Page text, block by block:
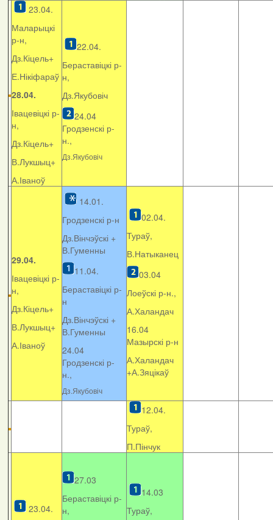
23.04.
Маларыцкі
р-н,
Дз.Кіцель+
Е.Нікіфараў
28.04.
Івацевіцкі р-
н,
Дз.Кіцель+
В.Лукшыц+
А.Іваноў
22.04.
Бераставіцкі р-
н,
Дз.Якубовіч
24.04
Гродзенскі р-
н.,
Дз.Якубовіч
29.04.
Івацевіцкі р-
н,
Дз.Кіцель+
В.Лукшыц+
А.Іваноў
14.01.
Гродзенскі р-н
Дз.Вінчэўскі +
В.Гуменны
11.04.
Бераставіцкі р-
н
Дз.Вінчэўскі +
В.Гуменны
24.04
Гродзенскі р-
н.,
Дз.Якубовіч
02.04.
Тураў,
В.Натыканец
03.04
Лоеўскі р-н.,
А.Халандач
16.04
Мазырскі р-н
А.Халандач
+А.Зяцікаў
12.04.
Тураў,
П.Пінчук
23.04.
27.03
Бераставіцкі р-
н,
14.03
Тураў,